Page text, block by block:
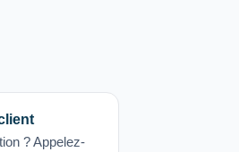
? Appelez-